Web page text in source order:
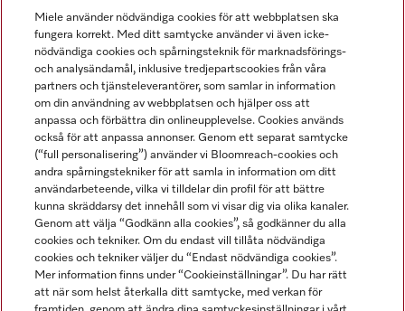
Miele AB
Allmänna villkor
Miele på LinkedIn
Miele på Facebook
Miele på Instagram
Miele på Youtube
Miele använder nödvändiga cookies för att webbplatsen ska
fungera korrekt. Med ditt samtycke använder vi även icke-
nödvändiga cookies och spårningsteknik för marknadsförings-
och analysändamål, inklusive tredjepartscookies från våra
partners och tjänsteleverantörer, som samlar in information
om din användning av webbplatsen och hjälper oss att
anpassa och förbättra din onlineupplevelse. Cookies används
också för att anpassa annonser. Genom ett separat samtycke
(“full personalisering”) använder vi Bloomreach-cookies och
andra spårningstekniker för att samla in information om ditt
användarbeteende, vilka vi tilldelar din profil för att bättre
kunna skräddarsy det innehåll som vi visar dig via olika kanaler.
Genom att välja “Godkänn alla cookies”, så godkänner du alla
cookies och tekniker. Om du endast vill tillåta nödvändiga
cookies och tekniker väljer du “Endast nödvändiga cookies”.
Mer information finns under “Cookieinställningar”. Du har rätt
att när som helst återkalla ditt samtycke, med verkan för